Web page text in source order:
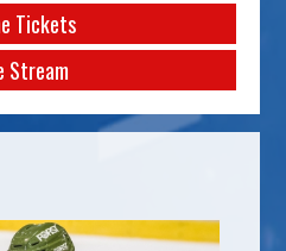
Tickets
Stream